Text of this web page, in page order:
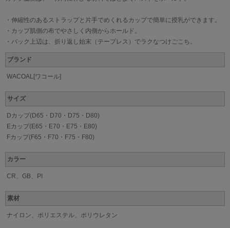
・伸縮性のあるストラップと片手でめくれるカップで簡単に授乳ができます。
・カップ肌側の布でやさしく内側からホールド。
・バック上辺は、折り返し始末（テープレス）でラクなつけごこち。
ブランド
WACOAL[ワコール]
サイズ
Dカップ(D65・D70・D75・D80)
Eカップ(E65・E70・E75・E80)
Fカップ(F65・F70・F75・F80)
カラー
CR、GB、PI
素材
ナイロン、ポリエステル、ポリウレタン